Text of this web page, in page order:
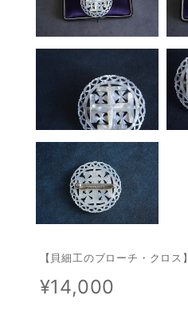
【貝細工のブローチ・クロス】
¥14,000